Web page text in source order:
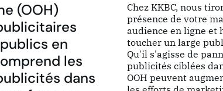
(OOH)
en
les
dans
Chez KKBC, nous
présence de votre
audience en ligne et
toucher un large
Qu'il s'agisse de
publicités ciblées
OOH peuvent